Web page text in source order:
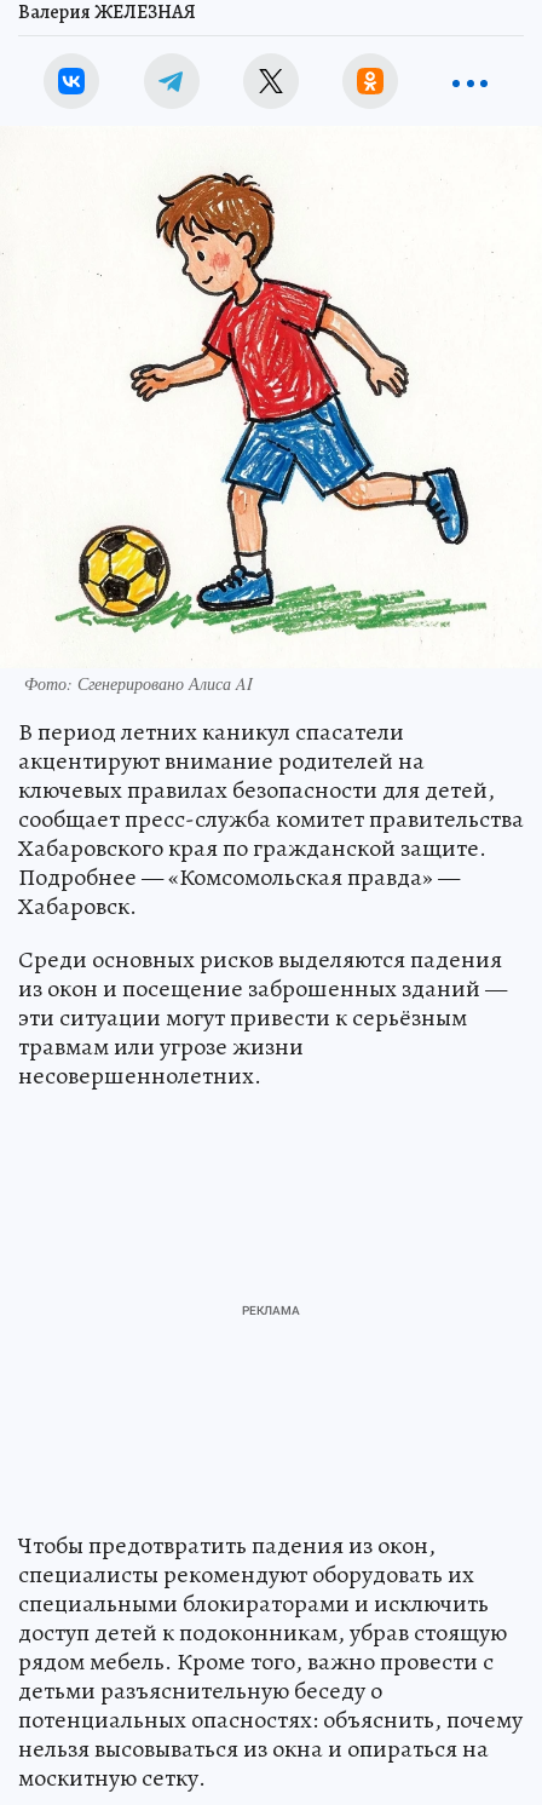
Валерия ЖЕЛЕЗНАЯ
Фото: Сгенерировано Алиса AI
В период летних каникул спасатели
акцентируют внимание родителей на
ключевых правилах безопасности для детей,
сообщает пресс-служба комитет правительства
Хабаровского края по гражданской защите.
Подробнее — «Комсомольская правда» —
Хабаровск.
Среди основных рисков выделяются падения
из окон и посещение заброшенных зданий —
эти ситуации могут привести к серьёзным
травмам или угрозе жизни
несовершеннолетних.
Чтобы предотвратить падения из окон,
специалисты рекомендуют оборудовать их
специальными блокираторами и исключить
доступ детей к подоконникам, убрав стоящую
рядом мебель. Кроме того, важно провести с
детьми разъяснительную беседу о
потенциальных опасностях: объяснить, почему
нельзя высовываться из окна и опираться на
москитную сетку.